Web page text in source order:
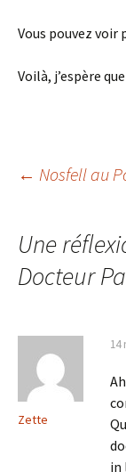
Vous pouvez voir
Voilà, j’espère
des
← Nosfell au
Une
Docteur
Zette
14
in